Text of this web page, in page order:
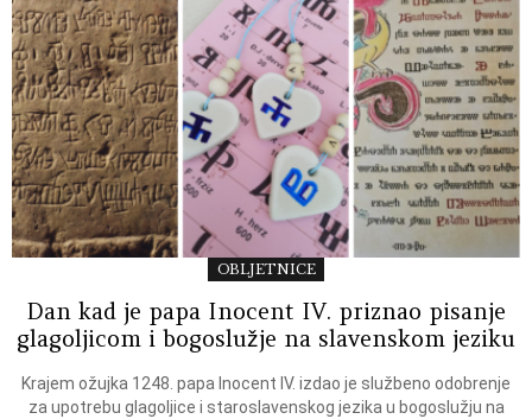
OBLJETNICE
Dan kad je papa Inocent IV. priznao pisanje
glagoljicom i bogoslužje na slavenskom jeziku
Krajem ožujka 1248. papa Inocent IV. izdao je službeno odobrenje
za upotrebu glagoljice i staroslavenskog jezika u bogoslužju na